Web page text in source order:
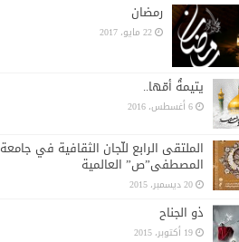
رمضان
22 مايو، 2017
يتيمةُ أمّها..
6 أغسطس، 2016
الملتقى الرابع للّجان الثقافية في جامعة
المصطفى”ص” العالمية
20 ديسمبر، 2015
ذو الجناح
19 أكتوبر، 2015